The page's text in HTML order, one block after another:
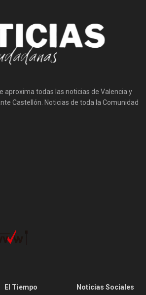
aproxima todas las noticias de Valencia y
Castellón. Noticias de toda la Comunidad
El Tiempo
Noticias Sociales